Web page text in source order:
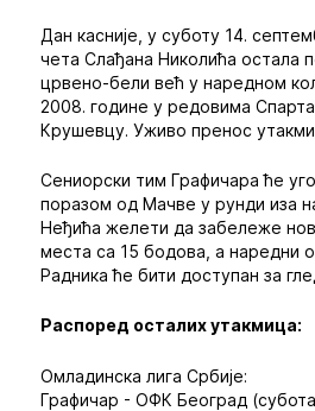
Дан касније, у суботу 14.
чета Слађана Николића остала
црвено-бели већ у наредном
2008. године у редовима
Крушевцу. Уживо пренос
Сениорски тим Графичара ће
поразом од Мачве у рунди иза
Неђића желети да забележе
места са 15 бодова, а наредни
Радника ће бити доступан за
Распоред осталих утакмица:
Омладинска лига Србије:
Графичар - ОФК Београд